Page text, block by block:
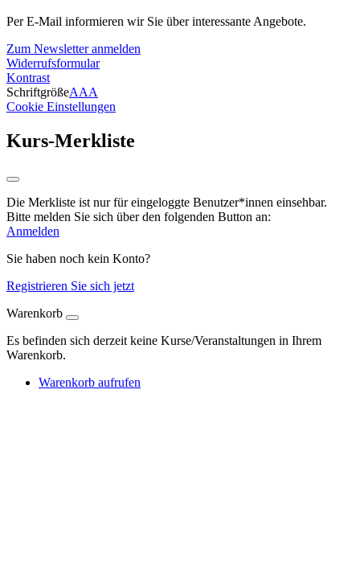
Per E-Mail informieren wir Sie über interessante Angebote.
Zum Newsletter anmelden
Widerrufsformular
Kontrast
SchriftgrößeAAA
Cookie Einstellungen
Kurs-Merkliste
Die Merkliste ist nur für eingeloggte Benutzer*innen einsehbar.
Bitte melden Sie sich über den folgenden Button an:
Anmelden
Sie haben noch kein Konto?
Registrieren Sie sich jetzt
Warenkorb
Es befinden sich derzeit keine Kurse/Veranstaltungen in Ihrem
Warenkorb.
Warenkorb aufrufen